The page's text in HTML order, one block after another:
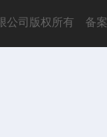
公司版权所有 备